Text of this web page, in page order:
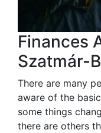
Finances
Szatmár-
There are many
aware of the
some things
there are others